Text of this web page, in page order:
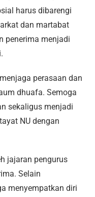
harus dibarengi
dan martabat
penerima menjadi
perasaan dan
dhuafa. Semoga
sekaligus menjadi
NU dengan
jajaran pengurus
Selain
menyempatkan diri